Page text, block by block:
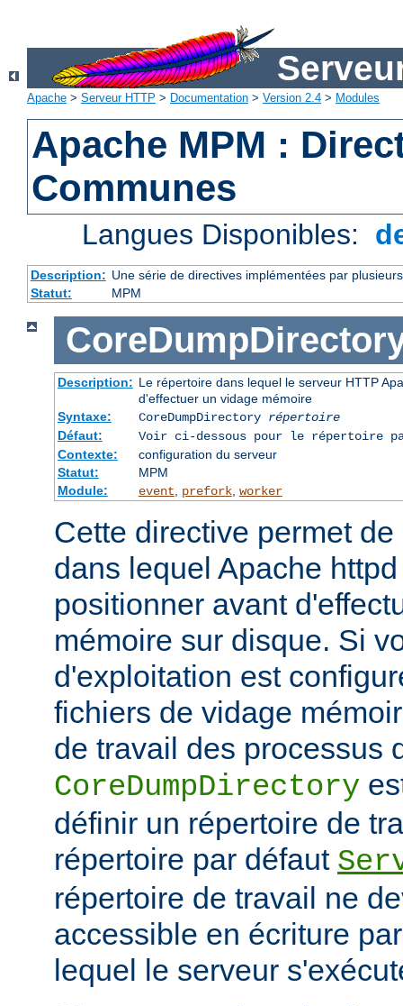
Apache > Serveur HTTP > Documentation > Version 2.4 > Modules
Apache MPM :
Communes
Langues Disponibles:
Description: Une série de directives implémentées par
Statut:
MPM
Description: Le répertoire dans lequel le serveur HTTP
d'effectuer un vidage mémoire
Syntaxe:
CoreDumpDirectory répertoire
Défaut:
Voir ci-dessous pour le répertoire
Contexte:
configuration du serveur
Statut:
MPM
Module:
event prefork, worker
Cette directive permet
dans lequel Apache
positionner avant
mémoire sur disque. Si
d'exploitation est
fichiers de vidage
de travail des processus
CoreDumpDirectory
définir un répertoire de
répertoire par défaut
répertoire de travail ne
accessible en écriture
lequel le serveur